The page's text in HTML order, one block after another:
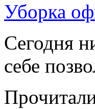
Уборка
Сегодня
себе